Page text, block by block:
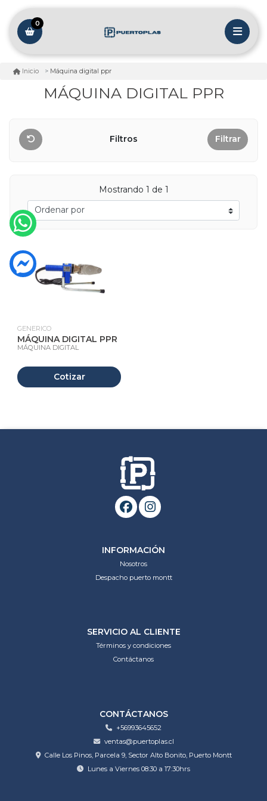
0
Inicio Máquina digital ppr
MÁQUINA DIGITAL PPR
Filtros Filtrar
Mostrando 1 de 1
GENERICO
MÁQUINA DIGITAL PPR
MÁQUINA DIGITAL
Cotizar
INFORMACIÓN
Nosotros
Despacho puerto montt
SERVICIO AL CLIENTE
Términos y condiciones
Contáctanos
CONTÁCTANOS
+56993645652
ventas@puertoplas.cl
Calle Los Pinos, Parcela 9, Sector Alto Bonito, Puerto Montt
Lunes a Viernes 08:30 a 17:30hrs